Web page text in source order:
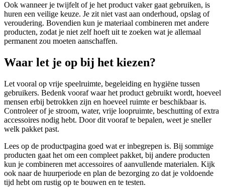
Ook wanneer je twijfelt of je het product vaker gaat gebruiken, is
huren een veilige keuze. Je zit niet vast aan onderhoud, opslag of
veroudering. Bovendien kun je materiaal combineren met andere
producten, zodat je niet zelf hoeft uit te zoeken wat je allemaal
permanent zou moeten aanschaffen.
Waar let je op bij het kiezen?
Let vooral op vrije speelruimte, begeleiding en hygiëne tussen
gebruikers. Bedenk vooraf waar het product gebruikt wordt, hoeveel
mensen erbij betrokken zijn en hoeveel ruimte er beschikbaar is.
Controleer of je stroom, water, vrije loopruimte, beschutting of extra
accessoires nodig hebt. Door dit vooraf te bepalen, weet je sneller
welk pakket past.
Lees op de productpagina goed wat er inbegrepen is. Bij sommige
producten gaat het om een compleet pakket, bij andere producten
kun je combineren met accessoires of aanvullende materialen. Kijk
ook naar de huurperiode en plan de bezorging zo dat je voldoende
tijd hebt om rustig op te bouwen en te testen.